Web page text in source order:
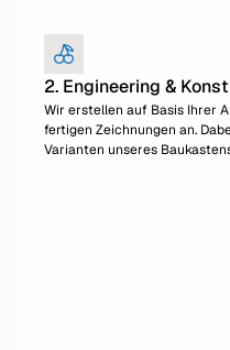
2. Engineering &
Wir erstellen auf Basis Ihrer
fertigen Zeichnungen an.
Varianten unseres